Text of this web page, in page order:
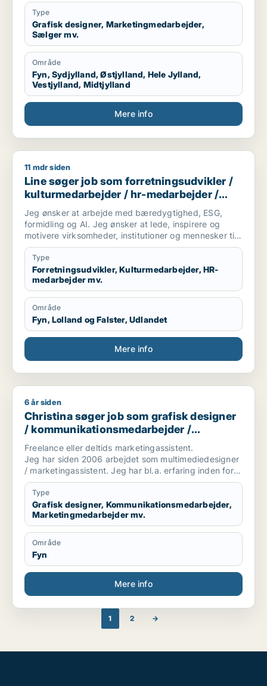
Type
Grafisk designer, Marketingmedarbejder,
Sælger mv.
Område
Fyn, Sydjylland, Østjylland, Hele Jylland,
Vestjylland, Midtjylland
Mere info
Line søger job som forretningsudvikler / kulturmedarbejder
11 mdr siden
Line søger job som forretningsudvikler /
kulturmedarbejder / hr-medarbejder /
konsulent
Jeg ønsker at arbejde med bæredygtighed, ESG,
formidling og AI. Jeg ønsker at lede, inspirere og
motivere virksomheder, institutioner og mennesker til
optimere deres forretningsmodel og livssyn for
fremtidig succes for profit, people & planet. Lad os
skabe vores bæredygtige og succesrige virkelighed.
Type
Forretningsudvikler, Kulturmedarbejder, HR-
medarbejder mv.
Område
Fyn, Lolland og Falster, Udlandet
Mere info
Christina søger job som grafisk designer /
6 år siden
Christina søger job som grafisk designer
/ kommunikationsmedarbejder /
marketingmedarbejder / kreativ
medarbejder
Freelance eller deltids marketingassistent.
Jeg har siden 2006 arbejdet som multimediedesigner
/ marketingassistent. Jeg har bl.a. erfaring inden for
brancher som byggeri, smykker og miljø.
Type
Grafisk designer, Kommunikationsmedarbejder,
Marketingmedarbejder mv.
Område
Fyn
Mere info
1 2 →